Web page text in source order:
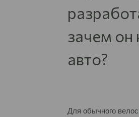
зачем он
авто?
Для обычного